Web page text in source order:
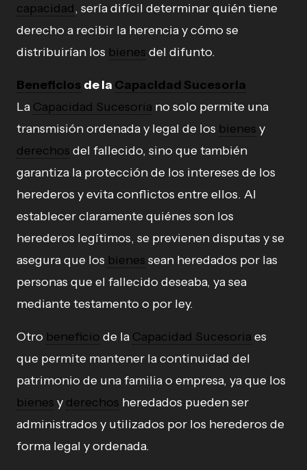
capacidad, sería difícil determinar quién tiene
derecho a recibir la herencia y cómo se
distribuirían los bienes del difunto.
Beneficios de la Capacidad Sucesoria
La Capacidad Sucesoria no solo permite una
transmisión ordenada y legal de los bienes y
derechos del fallecido, sino que también
garantiza la protección de los intereses de los
herederos y evita conflictos entre ellos. Al
establecer claramente quiénes son los
herederos legítimos, se previenen disputas y se
asegura que los bienes sean heredados por las
personas que el fallecido deseaba, ya sea
mediante testamento o por ley.
Otro beneficio de la Capacidad Sucesoria es
que permite mantener la continuidad del
patrimonio de una familia o empresa, ya que los
bienes y derechos heredados pueden ser
administrados y utilizados por los herederos de
forma legal y ordenada.